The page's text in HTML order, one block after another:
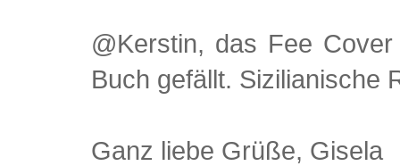
@Kerstin, das Fee
Buch gefällt. Sizilianische
Ganz liebe Grüße, Gisela